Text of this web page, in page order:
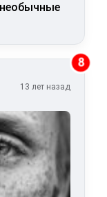
8
13 лет назад